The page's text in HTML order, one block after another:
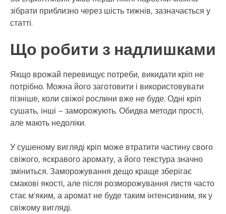
зібрати приблизно через шість тижнів, зазначається у
статті.
Що робити з надлишками
Якщо врожай перевищує потреби, викидати кріп не
потрібно. Можна його заготовити і використовувати
пізніше, коли свіжої рослини вже не буде. Одні кріп
сушать, інші – заморожують. Обидва методи прості,
але мають недоліки.
У сушеному вигляді кріп може втратити частину свого
свіжого, яскравого аромату, а його текстура значно
зміниться. Заморожування дещо краще зберігає
смакові якості, але після розморожування листя часто
стає м’яким, а аромат не буде таким інтенсивним, як у
свіжому вигляді.